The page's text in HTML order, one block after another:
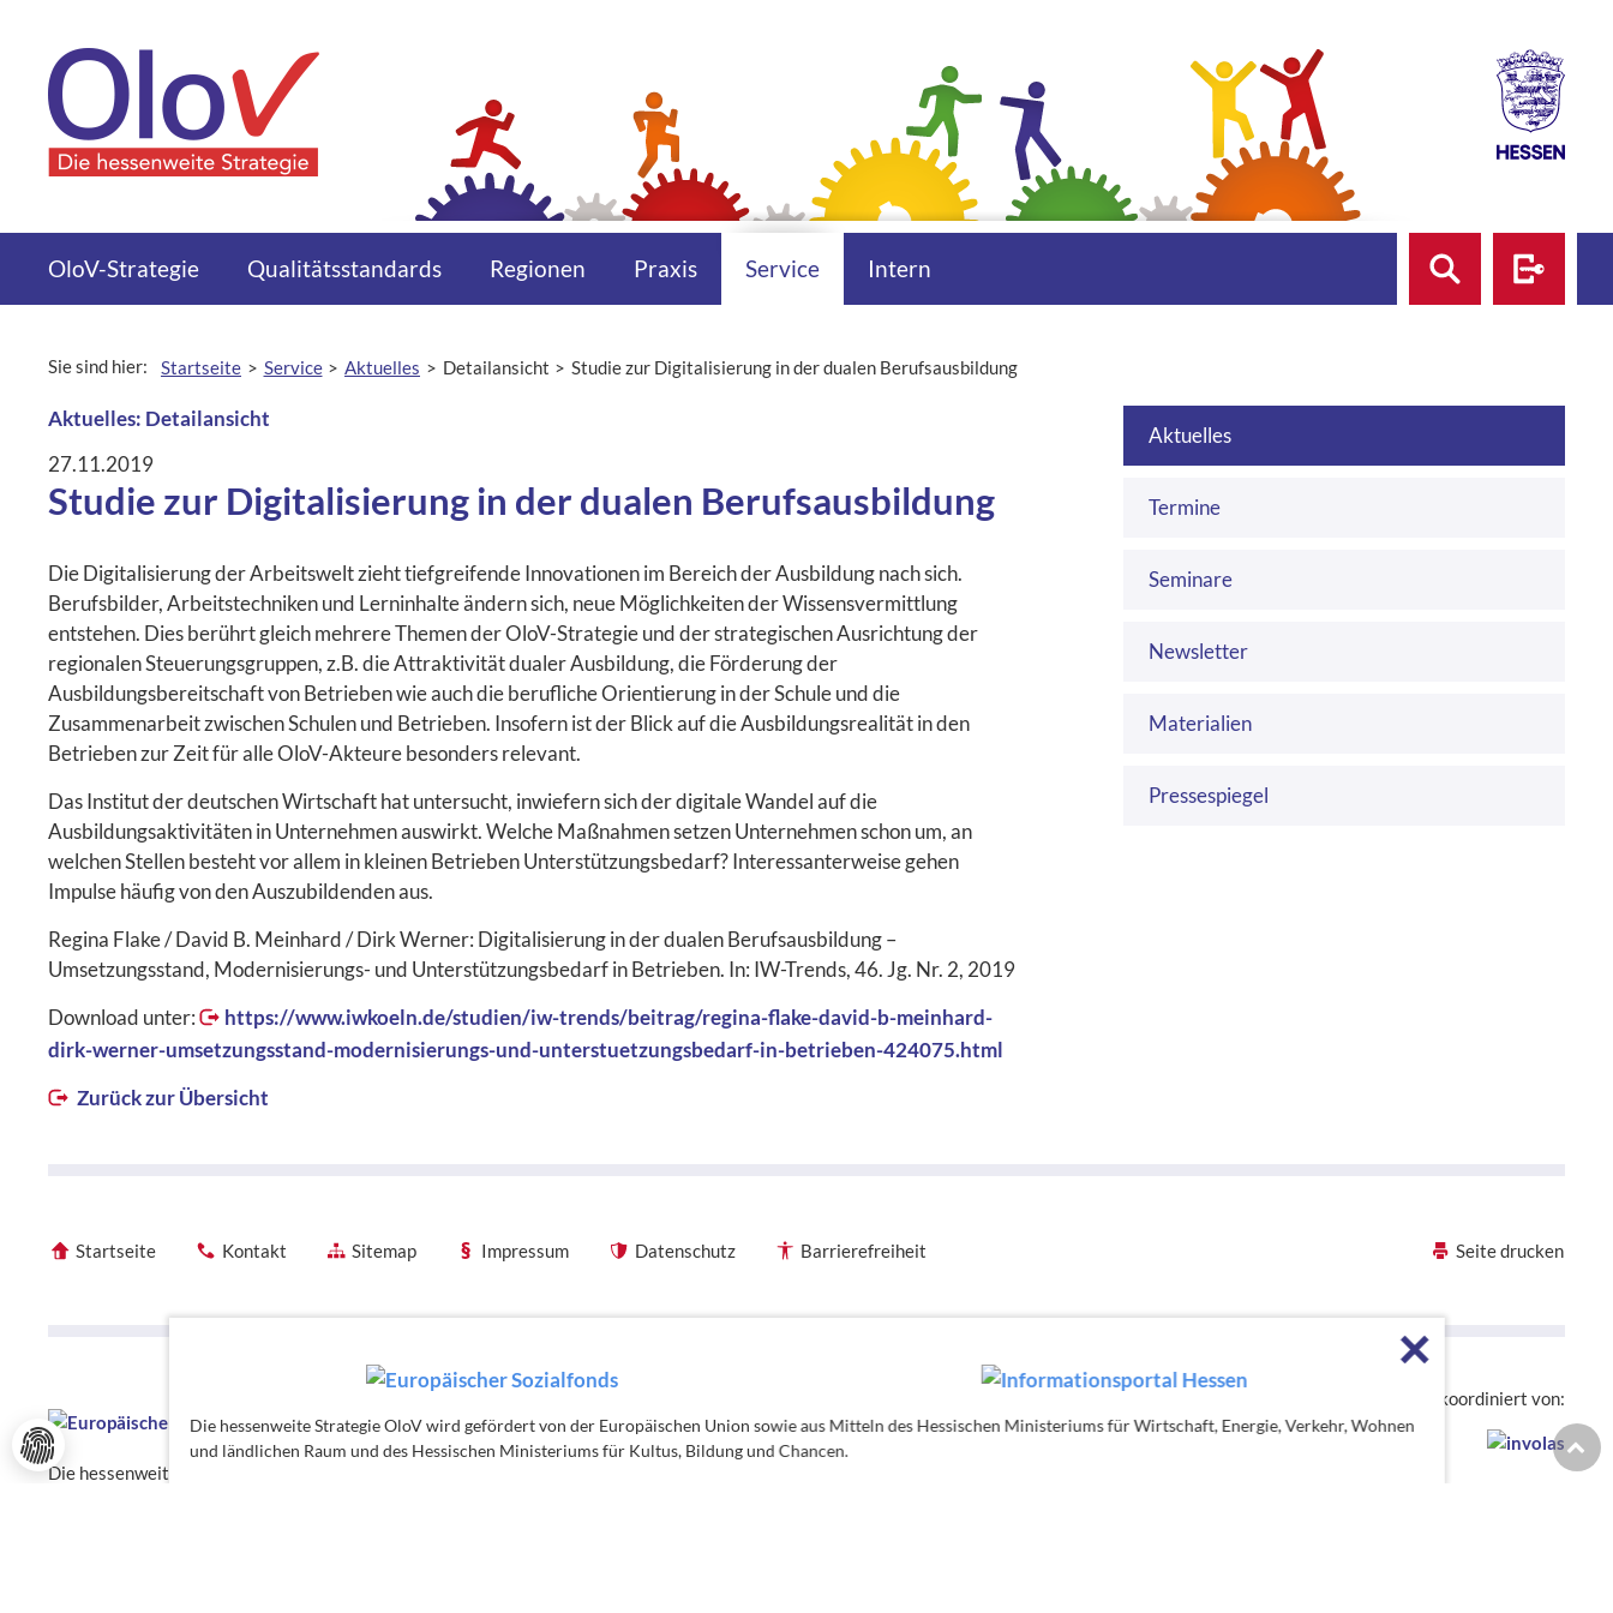
Die hessenweite Strategie OloV wird gefördert von der Europäischen Union sowie aus Mitteln des Hessischen Ministeriums für Wirtschaft, Energie, Verkehr, Wohnen
und ländlichen Raum und des Hessischen Ministeriums für Kultus, Bildung und Chancen.
Login
Suche
OloV-Strategie Qualitätsstandards Regionen Praxis Service Intern
Sie sind hier: Startseite Service Aktuelles aktuelle Seite:
Detailansicht Studie zur Digitalisierung in der dualen Berufsausbildung
Aktuelles: Detailansicht
27.11.2019
Studie zur Digitalisierung in der dualen Berufsausbildung
Die Digitalisierung der Arbeitswelt zieht tiefgreifende Innovationen im Bereich der Ausbildung nach sich.
Berufsbilder, Arbeitstechniken und Lerninhalte ändern sich, neue Möglichkeiten der Wissensvermittlung
entstehen. Dies berührt gleich mehrere Themen der OloV-Strategie und der strategischen Ausrichtung der
regionalen Steuerungsgruppen, z.B. die Attraktivität dualer Ausbildung, die Förderung der
Ausbildungsbereitschaft von Betrieben wie auch die berufliche Orientierung in der Schule und die
Zusammenarbeit zwischen Schulen und Betrieben. Insofern ist der Blick auf die Ausbildungsrealität in den
Betrieben zur Zeit für alle OloV-Akteure besonders relevant.
Das Institut der deutschen Wirtschaft hat untersucht, inwiefern sich der digitale Wandel auf die
Ausbildungsaktivitäten in Unternehmen auswirkt. Welche Maßnahmen setzen Unternehmen schon um, an
welchen Stellen besteht vor allem in kleinen Betrieben Unterstützungsbedarf? Interessanterweise gehen
Impulse häufig von den Auszubildenden aus.
Regina Flake / David B. Meinhard / Dirk Werner: Digitalisierung in der dualen Berufsausbildung –
Umsetzungsstand, Modernisierungs- und Unterstützungsbedarf in Betrieben. In: IW-Trends, 46. Jg. Nr. 2, 2019
Download unter:
https://www.iwkoeln.de/studien/iw-trends/beitrag/regina-flake-david-b-meinhard-
dirk-werner-umsetzungsstand-modernisierungs-und-unterstuetzungsbedarf-in-betrieben-424075.html
Zurück zur Übersicht
Aktuelles
Termine
Seminare
Newsletter
Materialien
Pressespiegel
Startseite Kontakt Sitemap Impressum Datenschutz Barrierefreiheit Seite drucken
Die hessenweite Strategie OloV wird gefördert von der Europäischen Union sowie aus Mitteln des Hessischen Ministeriums
Die hessenweite Strategie OloV wird koordiniert von: